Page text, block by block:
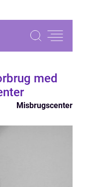
med
Misbrugscenter